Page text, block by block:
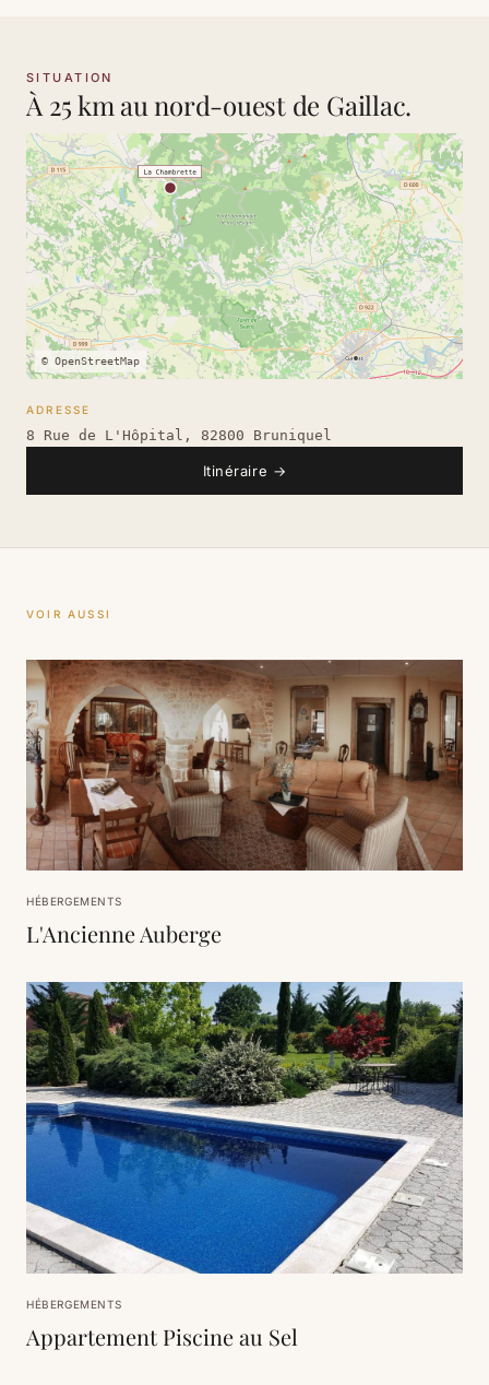
SITUATION
À 25 km au nord-ouest de Gaillac.
© OpenStreetMap
ADRESSE
8 Rue de L'Hôpital, 82800 Bruniquel
Itinéraire →
VOIR AUSSI
HÉBERGEMENTS
L'Ancienne Auberge
HÉBERGEMENTS
Appartement Piscine au Sel